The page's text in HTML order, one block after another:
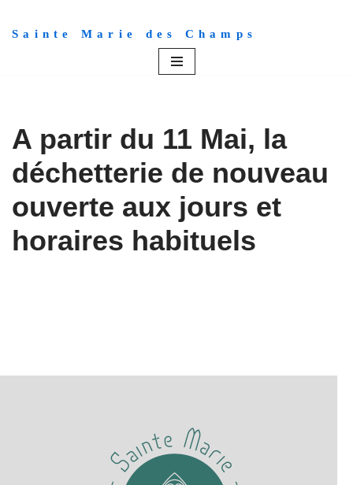
Aller
Sainte Marie des Champs
A partir du 11 Mai, la
déchetterie de nouveau
ouverte aux jours et
horaires habituels